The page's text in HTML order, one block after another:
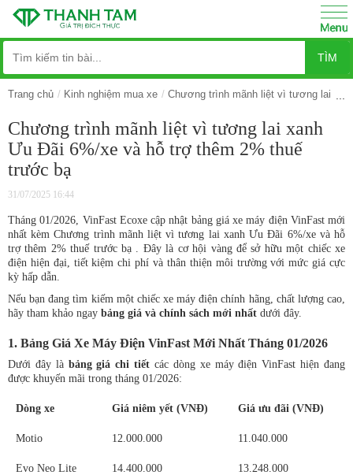
TÌM
Trang chủ Kinh nghiệm mua xe Chương trình mãnh liệt vì tương lai
Chương trình mãnh liệt vì tương lai xanh
Ưu Đãi 6%/xe và hỗ trợ thêm 2% thuế
trước bạ
31/07/2025 16:44
Tháng 01/2026, VinFast Ecoxe cập nhật bảng giá xe máy điện VinFast mới
nhất kèm Chương trình mãnh liệt vì tương lai xanh Ưu Đãi 6%/xe và hỗ
trợ thêm 2% thuế trước bạ . Đây là cơ hội vàng để sở hữu một chiếc xe
điện hiện đại, tiết kiệm chi phí và thân thiện môi trường với mức giá cực
kỳ hấp dẫn.
Nếu bạn đang tìm kiếm một chiếc xe máy điện chính hãng, chất lượng cao,
hãy tham khảo ngay bảng giá và chính sách mới nhất dưới đây.
1. Bảng Giá Xe Máy Điện VinFast Mới Nhất Tháng 01/2026
Dưới đây là bảng giá chi tiết các dòng xe máy điện VinFast hiện đang
được khuyến mãi trong tháng 01/2026:
Dòng xe Giá niêm yết (VNĐ) Giá ưu đãi (VNĐ)
Motio 12.000.000 11.040.000
Evo Neo Lite 14.400.000 13.248.000